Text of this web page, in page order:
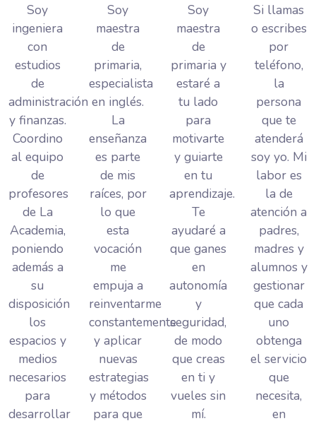
Soy
ingeniera
con
estudios
de
administración
y finanzas.
Coordino
al equipo
de
profesores
de La
Academia,
poniendo
además a
su
disposición
los
espacios y
medios
necesarios
para
desarrollar
Soy
maestra
de
primaria,
especialista
en inglés.
La
enseñanza
es parte
de mis
raíces, por
lo que
esta
vocación
me
empuja a
reinventarme
constantemente
y aplicar
nuevas
estrategias
y métodos
para que
Soy
maestra
de
primaria y
estaré a
tu lado
para
motivarte
y guiarte
en tu
aprendizaje.
Te
ayudaré a
que ganes
en
autonomía
y
seguridad,
de modo
que creas
en ti y
vueles sin
mí.
Si llamas
o escribes
por
teléfono,
la
persona
que te
atenderá
soy yo. Mi
labor es
la de
atención a
padres,
madres y
alumnos y
gestionar
que cada
uno
obtenga
el servicio
que
necesita,
en